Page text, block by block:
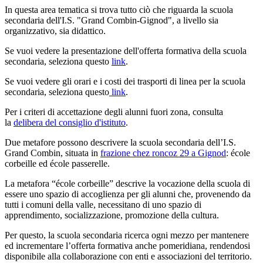
In questa area tematica si trova tutto ciò che riguarda la scuola
secondaria dell'I.S. "Grand Combin-Gignod", a livello sia
organizzativo, sia didattico.
Se vuoi vedere la presentazione dell'offerta formativa della scuola
secondaria, seleziona questo link.
Se vuoi vedere gli orari e i costi dei trasporti di linea per la scuola
secondaria, seleziona questo link.
Per i criteri di accettazione degli alunni fuori zona, consulta
la delibera del consiglio d'istituto.
Due metafore possono descrivere la scuola secondaria dell’I.S.
Grand Combin, situata in frazione chez roncoz 29 a Gignod: école
corbeille ed école passerelle.
La metafora “école corbeille” descrive la vocazione della scuola di
essere uno spazio di accoglienza per gli alunni che, provenendo da
tutti i comuni della valle, necessitano di uno spazio di
apprendimento, socializzazione, promozione della cultura.
Per questo, la scuola secondaria ricerca ogni mezzo per mantenere
ed incrementare l’offerta formativa anche pomeridiana, rendendosi
disponibile alla collaborazione con enti e associazioni del territorio.